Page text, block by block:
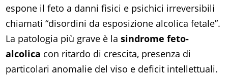
espone il feto a danni fisici e psichici irreversibili
chiamati “disordini da esposizione alcolica fetale”.
La patologia più grave è lasindrome feto-
alcolica con ritardo di crescita, presenza di
particolari anomalie del viso e deficit intellettuali.